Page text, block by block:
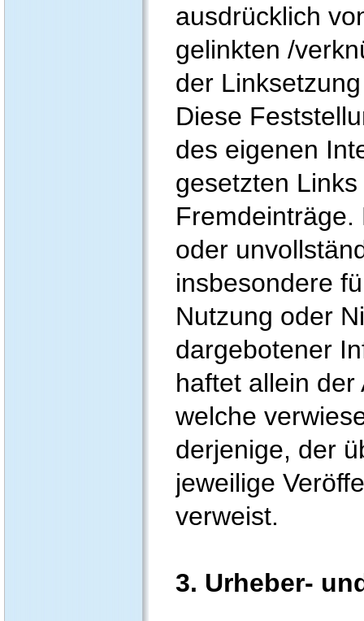
ausdrücklich
gelinkten /
der
Diese
des eigenen
gesetzten
oder
insbesondere
Nutzung oder
dargebotener
haftet allein
welche
derjenige, der
jeweilige
verweist.
3. Urheber-